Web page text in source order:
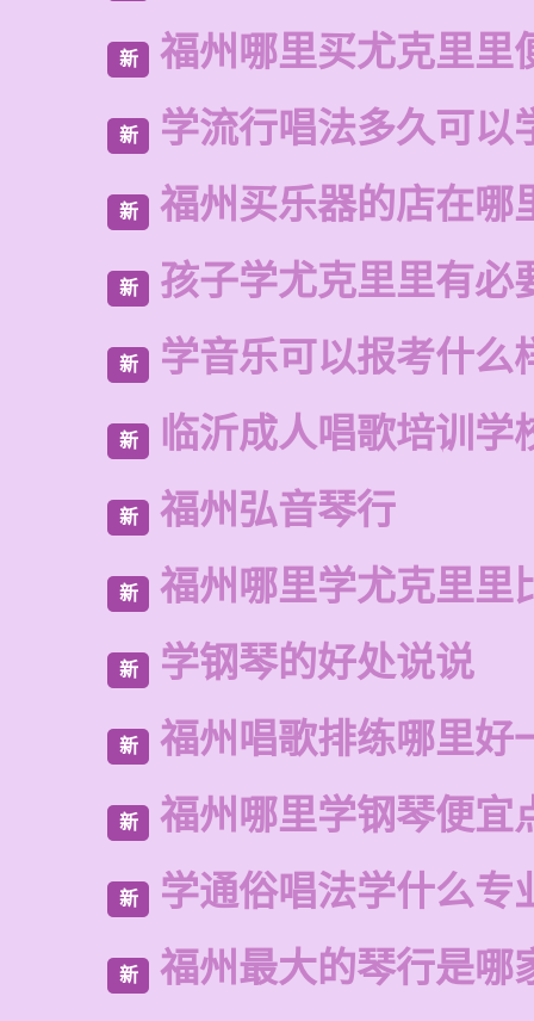
新 福州哪里买尤克里里
新 学流行唱法多久可以
新 福州买乐器的店在哪
新 孩子学尤克里里有必
新 学音乐可以报考什么
新 临沂成人唱歌培训学
新 福州弘音琴行
新 福州哪里学尤克里里
新 学钢琴的好处说说
新 福州唱歌排练哪里好
新 福州哪里学钢琴便宜
新 学通俗唱法学什么专
新 福州最大的琴行是哪